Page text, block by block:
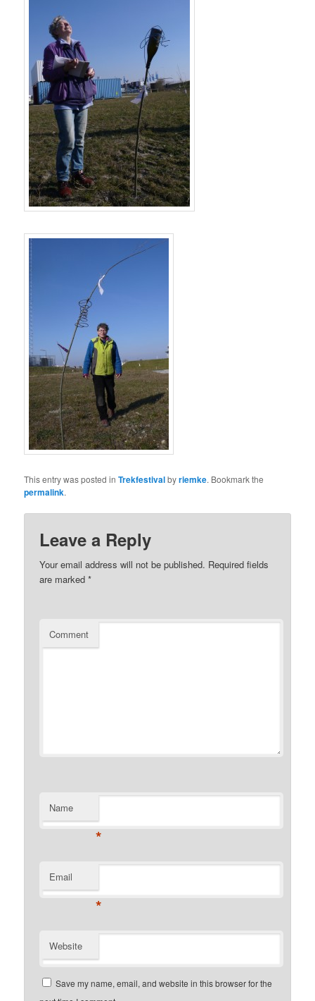
This entry was posted inTrekfestivalbyriemke. Bookmark the
permalink.
Leave a Reply
Your email address will not be published. Required fields
are marked*
Comment
Name
*
Email
*
Website
Save my name, email, and website in this browser for the